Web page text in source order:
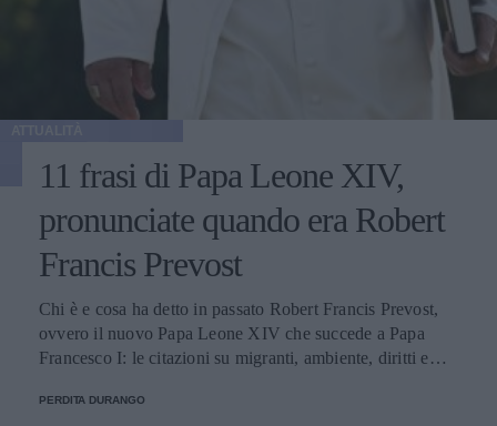
11 frasi di Papa Leone XIV,
pronunciate quando era Robert
Francis Prevost
Chi è e cosa ha detto in passato Robert Francis Prevost,
ovvero il nuovo Papa Leone XIV che succede a Papa
Francesco I: le citazioni su migranti, ambiente, diritti e
PERDITA DURANGO